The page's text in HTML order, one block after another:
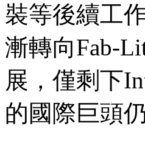
裝等後續工
漸轉向Fab-
展，僅剩下
的國際巨頭